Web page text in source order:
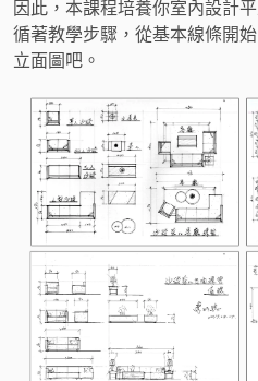
因此，本課程培養你室內設計
循著教學步驟，從基本線條開
立面圖吧。